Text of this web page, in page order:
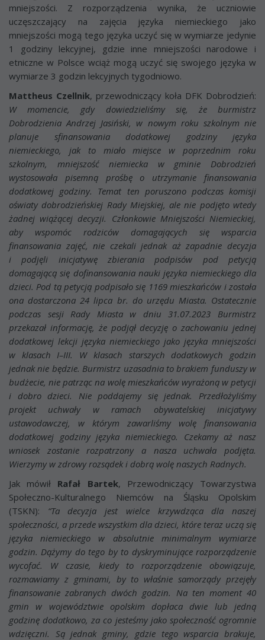
mniejszości. Z rozporządzenia wynika, że uczniowie
uczęszczający na zajęcia języka niemieckiego jako
mniejszości mogą tego języka uczyć się w wymiarze jedynie
1 godziny lekcyjnej, gdzie inne mniejszości narodowe i
etniczne w Polsce wciąż mogą uczyć się swojego języka w
wymiarze 3 godzin lekcyjnych tygodniowo.
Mattheus Czellnik, przewodniczący koła DFK Dobrodzień:
W momencie, gdy dowiedzieliśmy się, że burmistrz
Dobrodzienia Andrzej Jasiński, w nowym roku szkolnym nie
planuje sfinansowania dodatkowej godziny języka
niemieckiego, jak to miało miejsce w poprzednim roku
szkolnym, mniejszość niemiecka w gminie Dobrodzień
wystosowała pisemną prośbę o utrzymanie finansowania
dodatkowej godziny. Temat ten poruszono podczas komisji
oświaty dobrodzieńskiej Rady Miejskiej, ale nie podjęto wtedy
żadnej wiążącej decyzji. Członkowie Mniejszości Niemieckiej,
aby wspomóc rodziców domagających się wsparcia
finansowania zajęć, nie czekali jednak aż zapadnie decyzja
i podjęli inicjatywę zbierania podpisów pod petycją
domagającą się dofinansowania nauki języka niemieckiego dla
dzieci. Pod tą petycją podpisało się 1169 mieszkańców i została
ona dostarczona 24 lipca br. do urzędu Miasta. Ostatecznie
podczas sesji Rady Miasta w dniu 31.07.2023 Burmistrz
przekazał informację, że podjął decyzję o zachowaniu jednej
dodatkowej lekcji języka niemieckiego jako języka mniejszości
w klasach I–III. W klasach starszych dodatkowych godzin
jednak nie będzie. Burmistrz uzasadnia to brakiem funduszy w
budżecie, nie patrząc na wolę mieszkańców wyrażoną w petycji
i dobro dzieci. Nie poddajemy się jednak. Przedłożyliśmy
projekt uchwały w ramach obywatelskiej inicjatywy
ustawodawczej, w którym zawarliśmy wolę finansowania
dodatkowej godziny języka niemieckiego. Czekamy aż nasz
wniosek zostanie rozpatrzony a nasza uchwała podjęta.
Wierzymy w zdrowy rozsądek i dobrą wolę naszych Radnych.
Jak mówił Rafał Bartek, Przewodniczący Towarzystwa
Społeczno-Kulturalnego Niemców na Śląsku Opolskim
(TSKN): “Ta decyzja jest wielce krzywdząca dla naszej
społeczności, a przede wszystkim dla dzieci, które teraz uczą się
języka niemieckiego w absolutnie minimalnym wymiarze
godzin. Dążymy do tego by to dyskryminujące rozporządzenie
wycofać. W czasie, kiedy to rozporządzenie obowiązuje,
rozmawiamy z gminami, by to właśnie samorządy przejęły
finansowanie zabranych dwóch godzin. Na ten moment 40
gmin w województwie opolskim dopłaca dwie lub jedną
godzinę dodatkowo, za co jesteśmy jako społeczność ogromnie
wdzięczni. Są jednak gminy, gdzie tego wsparcia brakuje,